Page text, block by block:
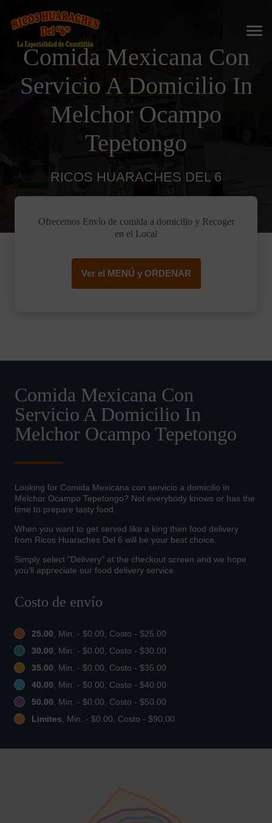
Comida Mexicana Con
Servicio A Domicilio In
Melchor Ocampo
Tepetongo
RICOS HUARACHES DEL 6
Ofrecemos Envío de comida a domicilio y Recoger
en el Local
Ver el MENÚ y ORDENAR
Comida Mexicana Con
Servicio A Domicilio In
Melchor Ocampo Tepetongo
Looking for Comida Mexicana con servicio a domicilio in
Melchor Ocampo Tepetongo? Not everybody knows or has the
time to prepare tasty food.
When you want to get served like a king then food delivery
from Ricos Huaraches Del 6 will be your best choice.
Simply select "Delivery" at the checkout screen and we hope
you'll appreciate our food delivery service.
Costo de envío
25.00, Min. - $0.00, Costo - $25.00
30.00, Min. - $0.00, Costo - $30.00
35.00, Min. - $0.00, Costo - $35.00
40.00, Min. - $0.00, Costo - $40.00
50.00, Min. - $0.00, Costo - $50.00
Limites, Min. - $0.00, Costo - $90.00